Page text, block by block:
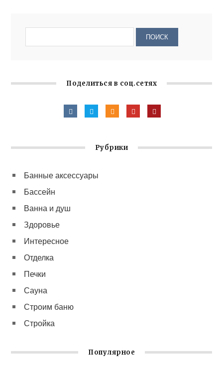
Поделиться в соц.сетях
Рубрики
Банные аксессуары
Бассейн
Ванна и душ
Здоровье
Интересное
Отделка
Печки
Сауна
Строим баню
Стройка
Популярное